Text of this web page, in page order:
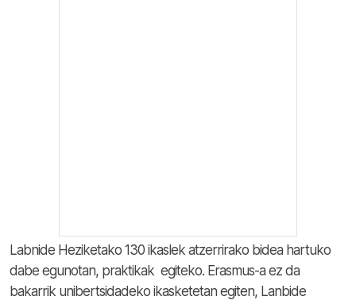
Labnide Heziketako 130 ikaslek atzerrirako bidea hartuko
dabe egunotan, praktikak egiteko. Erasmus-a ez da
bakarrik unibertsidadeko ikasketetan egiten, Lanbide